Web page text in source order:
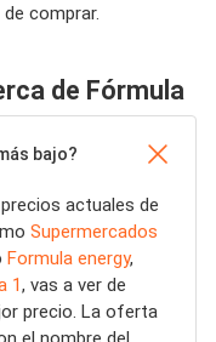
comprar.
de Fórmula
bajo?
actuales de
Supermercados
Formula energy,
1, vas a ver de
precio. La oferta